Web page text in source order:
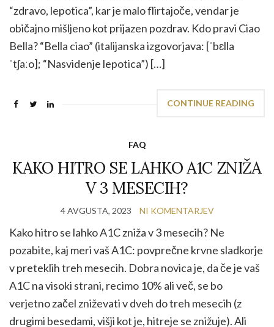
“zdravo, lepotica”, kar je malo flirtajoče, vendar je
običajno mišljeno kot prijazen pozdrav. Kdo pravi Ciao
Bella? “Bella ciao” (italijanska izgovorjava: [ˈbɛlla
ˈtʃaːo]; “Nasvidenje lepotica”) […]
CONTINUE READING
FAQ
KAKO HITRO SE LAHKO A1C ZNIŽA
V 3 MESECIH?
4 AVGUSTA, 2023 NI KOMENTARJEV
Kako hitro se lahko A1C zniža v 3 mesecih? Ne
pozabite, kaj meri vaš A1C: povprečne krvne sladkorje
v preteklih treh mesecih. Dobra novica je, da če je vaš
A1C na visoki strani, recimo 10% ali več, se bo
verjetno začel zniževati v dveh do treh mesecih (z
drugimi besedami, višji kot je, hitreje se znižuje). Ali